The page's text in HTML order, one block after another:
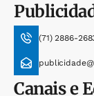
(71) 2886-
Canais e